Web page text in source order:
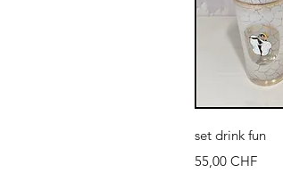
set drink fun
Prix
55,00 CHF